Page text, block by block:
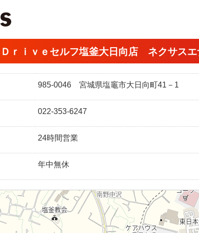
ｒｉｖｅセルフ塩釜大日向店 ネクサスエ
985-0046 宮城県塩竈市大日向町41－1
022-353-6247
24時間営業
年中無休